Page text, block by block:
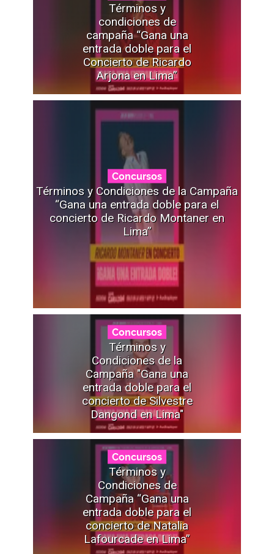
Términos y
condiciones de
campaña “Gana una
entrada doble para el
Concierto de Ricardo
Arjona en Lima”
Concursos
Términos y Condiciones de la Campaña
“Gana una entrada doble para el
concierto de Ricardo Montaner en
Lima”
Concursos
Términos y
Condiciones de la
Campaña "Gana una
entrada doble para el
concierto de Silvestre
Dangond en Lima"
Concursos
Términos y
Condiciones de
Campaña “Gana una
entrada doble para el
concierto de Natalia
Lafourcade en Lima”